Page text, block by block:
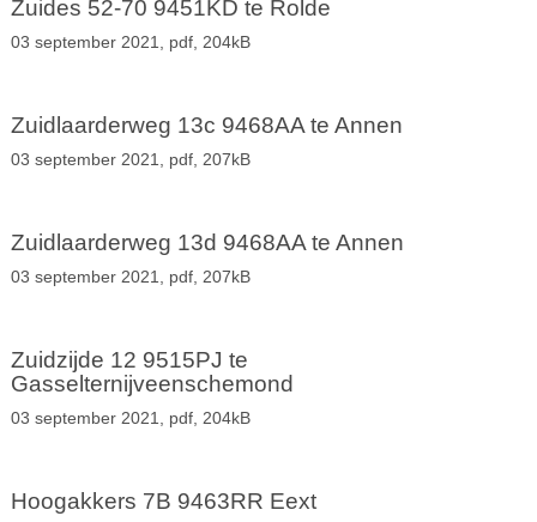
Zuides 52-70 9451KD te Rolde
03 september 2021, pdf, 204kB
Zuidlaarderweg 13c 9468AA te Annen
03 september 2021, pdf, 207kB
Zuidlaarderweg 13d 9468AA te Annen
03 september 2021, pdf, 207kB
Zuidzijde 12 9515PJ te
Gasselternijveenschemond
03 september 2021, pdf, 204kB
Hoogakkers 7B 9463RR Eext